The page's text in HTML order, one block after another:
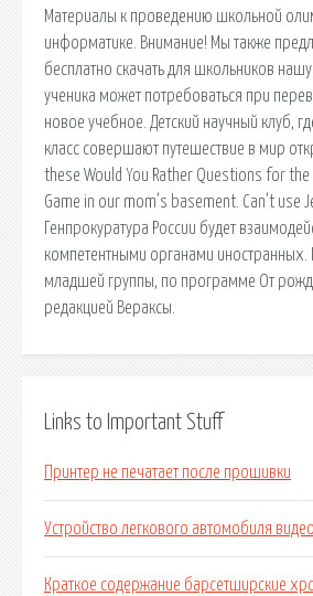
Материалы к проведению школьной
информатике. Внимание! Мы также
бесплатно скачать для школьников
ученика может потребоваться при
новое учебное. Детский научный клуб,
класс совершают путешествие в мир
these Would You Rather Questions for the
Game in our mom’s basement. Can’t use
Генпрокуратура России будет
компетентными органами
младшей группы, по программе От
редакцией Вераксы.
Links to Important Stuff
Принтер не печатает после прошивки
Устройство легкового автомобиля видео
Краткое содержание барсетширские